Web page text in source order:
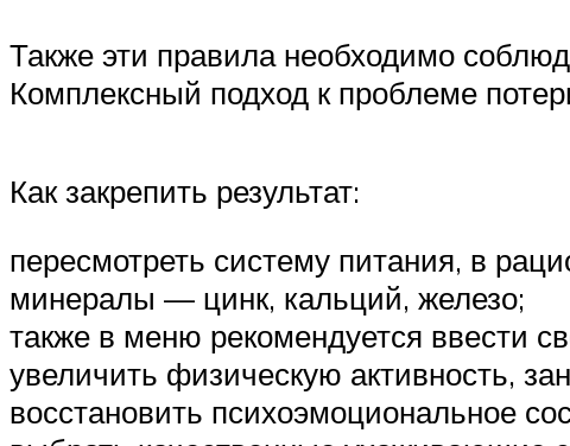
Также эти правила необходимо
Комплексный подход к проблеме
Как закрепить результат:
пересмотреть систему питания, в
минералы — цинк, кальций, железо;
также в меню рекомендуется ввести
увеличить физическую активность,
восстановить психоэмоциональное